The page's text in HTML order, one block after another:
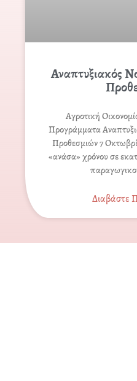
Αναπτυξιακός
Αγροτική
Προγράμματα
Προθεσμιών 7
«ανάσα» χρόνου σε
Διαβάστε